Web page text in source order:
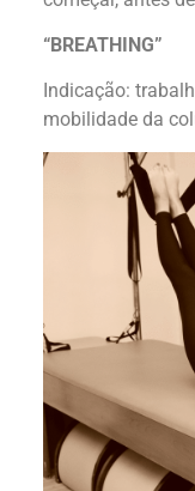
“BREATHING”
Indicação:
mobilidade da